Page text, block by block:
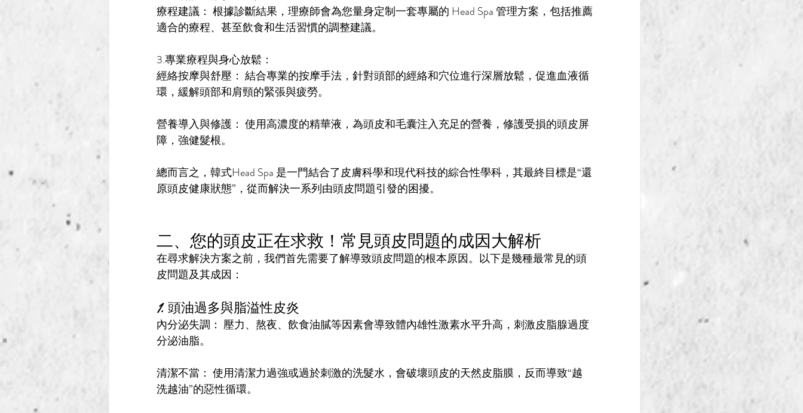
療程建議： 根據診斷結果，理療師會為您量身定制一套專屬的 Head Spa 管理方案，包括推薦
適合的療程、甚至飲食和生活習慣的調整建議。
3.專業療程與身心放鬆：
經絡按摩與舒壓： 結合專業的按摩手法，針對頭部的經絡和穴位進行深層放鬆，促進血液循
環，緩解頭部和肩頸的緊張與疲勞。
營養導入與修護： 使用高濃度的精華液，為頭皮和毛囊注入充足的營養，修護受損的頭皮屏
障，強健髮根。
總而言之， 韓式Head Spa 是一門結合了皮膚科學和現代科技的綜合性學科，其最終目標是“還
原頭皮健康狀態”，從而解決一系列由頭皮問題引發的困擾。
二、您的頭皮正在求救！常見頭皮問題的成因大解析
在尋求解決方案之前，我們首先需要了解導致頭皮問題的根本原因。以下是幾種最常見的頭
皮問題及其成因：
1. 頭油過多與脂溢性皮炎
內分泌失調： 壓力、熬夜、飲食油膩等因素會導致體內雄性激素水平升高，刺激皮脂腺過度
分泌油脂。
清潔不當： 使用清潔力過強或過於刺激的洗髮水，會破壞頭皮的天然皮脂膜，反而導致“越
洗越油”的惡性循環。